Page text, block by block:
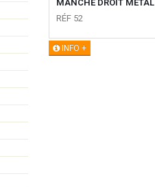
MANCHE DROIT MÉTAL
RÉF 52
INFO +